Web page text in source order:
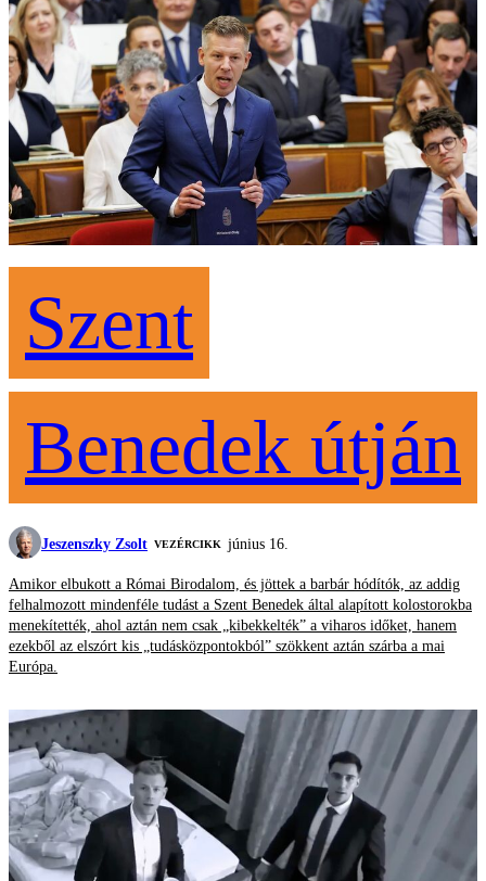
Szent
Benedek útján
Jeszenszky Zsolt VEZÉRCIKK június 16.
Amikor elbukott a Római Birodalom, és jöttek a barbár hódítók, az addig
felhalmozott mindenféle tudást a Szent Benedek által alapított kolostorokba
menekítették, ahol aztán nem csak „kibekkelték” a viharos időket, hanem
ezekből az elszórt kis „tudásközpontokból” szökkent aztán szárba a mai
Európa.